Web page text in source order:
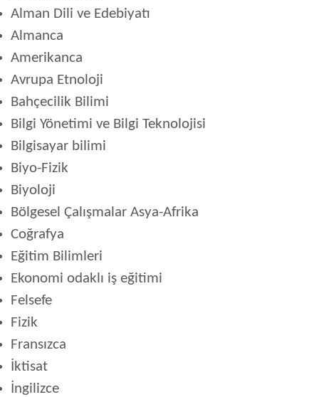
Alman Dili ve Edebiyatı
Almanca
Amerikanca
Avrupa Etnoloji
Bahçecilik Bilimi
Bilgi Yönetimi ve Bilgi Teknolojisi
Bilgisayar bilimi
Biyo-Fizik
Biyoloji
Bölgesel Çalışmalar Asya-Afrika
Coğrafya
Eğitim Bilimleri
Ekonomi odaklı iş eğitimi
Felsefe
Fizik
Fransızca
İktisat
İngilizce